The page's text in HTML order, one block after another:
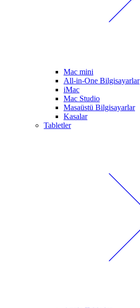
Mac mini
All-in-One Bilgisayarlar
iMac
Mac Studio
Masaüstü Bilgisayarlar
Kasalar
Tabletler